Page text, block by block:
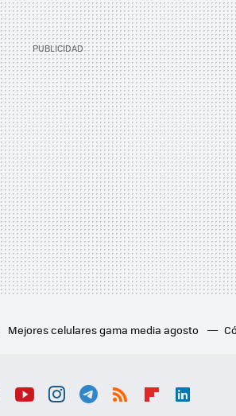
Mejores celulares gama media agosto